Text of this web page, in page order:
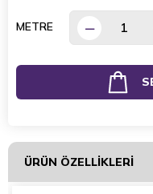
METRE
ÜRÜN ÖZELLIKLERI